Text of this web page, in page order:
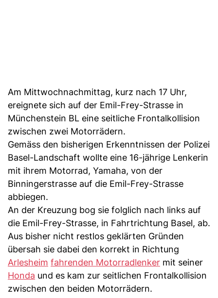
Am Mittwochnachmittag, kurz nach 17 Uhr,
ereignete sich auf der Emil-Frey-Strasse in
Münchenstein BL eine seitliche Frontalkollision
zwischen zwei Motorrädern.
Gemäss den bisherigen Erkenntnissen der Polizei
Basel-Landschaft wollte eine 16-jährige Lenkerin
mit ihrem Motorrad, Yamaha, von der
Binningerstrasse auf die Emil-Frey-Strasse
abbiegen.
An der Kreuzung bog sie folglich nach links auf
die Emil-Frey-Strasse, in Fahrtrichtung Basel, ab.
Aus bisher nicht restlos geklärten Gründen
übersah sie dabei den korrekt in Richtung
Arlesheim fahrenden Motorradlenker mit seiner
Honda und es kam zur seitlichen Frontalkollision
zwischen den beiden Motorrädern.